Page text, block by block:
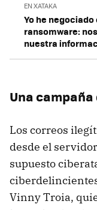
EN XATAKA
Yo he
ransomware:
nuestra
Una
Los correos
desde el
supuesto
Vinny Troia,